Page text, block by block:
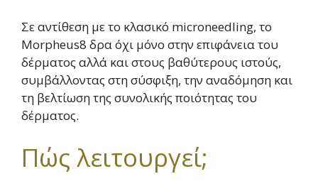
Σε αντίθεση με το κλασικό microneedling, το
Morpheus8 δρα όχι μόνο στην επιφάνεια του
δέρματος αλλά και στους βαθύτερους ιστούς,
συμβάλλοντας στη σύσφιξη, την αναδόμηση και
τη βελτίωση της συνολικής ποιότητας του
δέρματος.
Πώς λειτουργεί;